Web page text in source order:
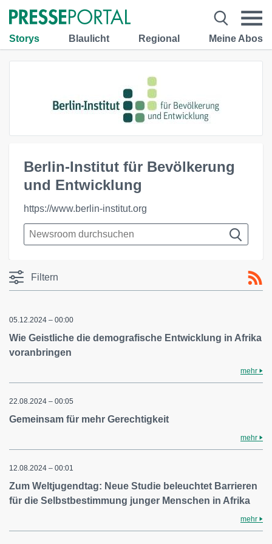
Storys Blaulicht Regional Meine Abos
Berlin-Institut für Bevölkerung
und Entwicklung
https://www.berlin-institut.org
Filtern
05.12.2024 – 00:00
Wie Geistliche die demografische Entwicklung in Afrika
voranbringen
mehr
22.08.2024 – 00:05
Gemeinsam für mehr Gerechtigkeit
mehr
12.08.2024 – 00:01
Zum Weltjugendtag: Neue Studie beleuchtet Barrieren
für die Selbstbestimmung junger Menschen in Afrika
mehr